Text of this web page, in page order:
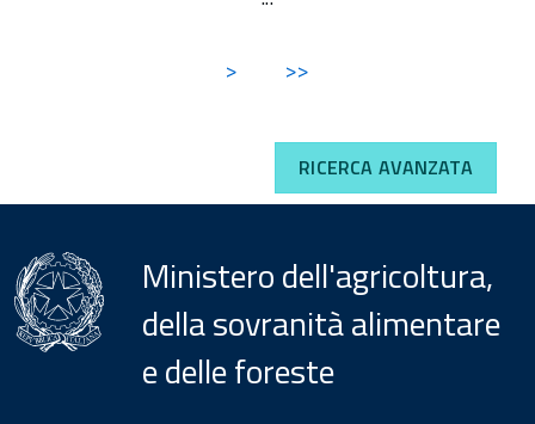
> >>
RICERCA AVANZATA
Ministero dell'agricoltura,
della sovranità alimentare
e delle foreste